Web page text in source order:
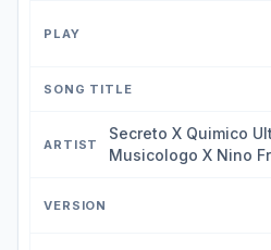
Secreto X Quimico
Musicologo X Nino